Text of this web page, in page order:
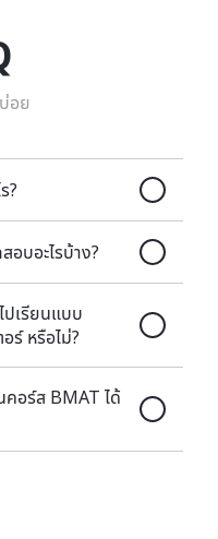
อย
?
บอะไรบ้าง?
เรียนแบบ
ร์ หรือไม่?
อร์ส BMAT ได้